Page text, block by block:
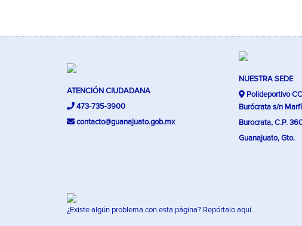
ATENCIÓN CIUDADANA
473-735-3900
contacto@guanajuato.gob.mx
NUESTRA SEDE
Polideportivo
Burócrata s/n Marfíl
Burocrata, C.P.
Guanajuato, Gto.
¿Existe algún problema con esta página? Repórtalo aquí.